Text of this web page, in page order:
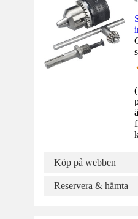
(
Köp på webben
Reservera & hämta